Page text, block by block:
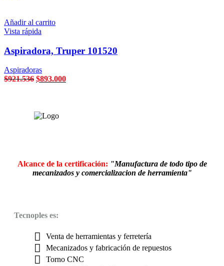
Añadir al carrito
Vista rápida
Aspiradora, Truper 101520
Aspiradoras
$921.536 El
$921.536.
$893.000El
Alcance de la certificación: "Manufactura de todo tipo de
mecanizados y comercializacion de herramienta"
Tecnoples es:
Venta de herramientas y ferretería
Mecanizados y fabricación de repuestos
Torno CNC